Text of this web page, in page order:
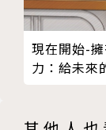
九歌文學獎、
文學獎、金鼎
先生系列】
神祕朋友》
現在開始-
力：給未來